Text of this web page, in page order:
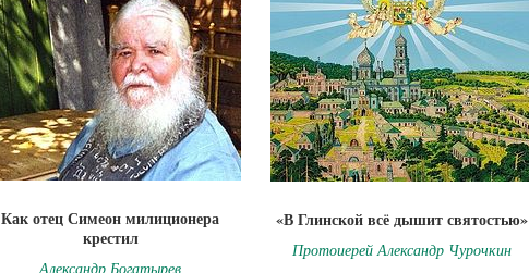
Как отец Симеон милиционера
крестил
Александр Богатырев
«В Глинской всё дышит святостью»
Протоиерей Александр Чурочкин